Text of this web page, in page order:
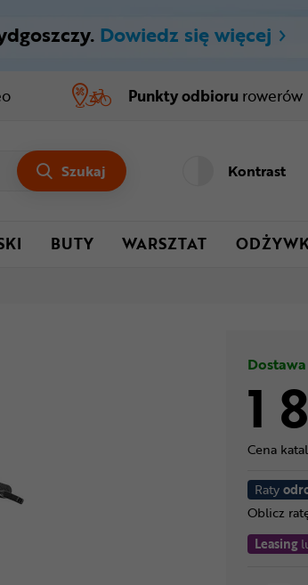
Dowiedz się więcej
Punkty odbioru rowerów
Szukaj Kontrast
BUTY WARSZTAT
1
Cena
Raty
Oblicz
Leasing